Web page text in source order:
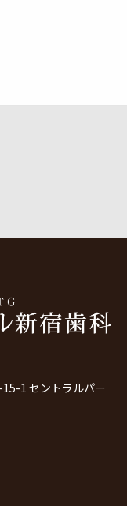
1 セントラルパー